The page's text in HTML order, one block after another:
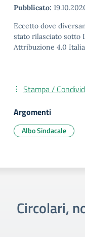
Pubblicato:
Eccetto dove
stato rilasciato sotto
Attribuzione 4.0
Stampa /
Argomenti
Albo Sindacale
Circolari,